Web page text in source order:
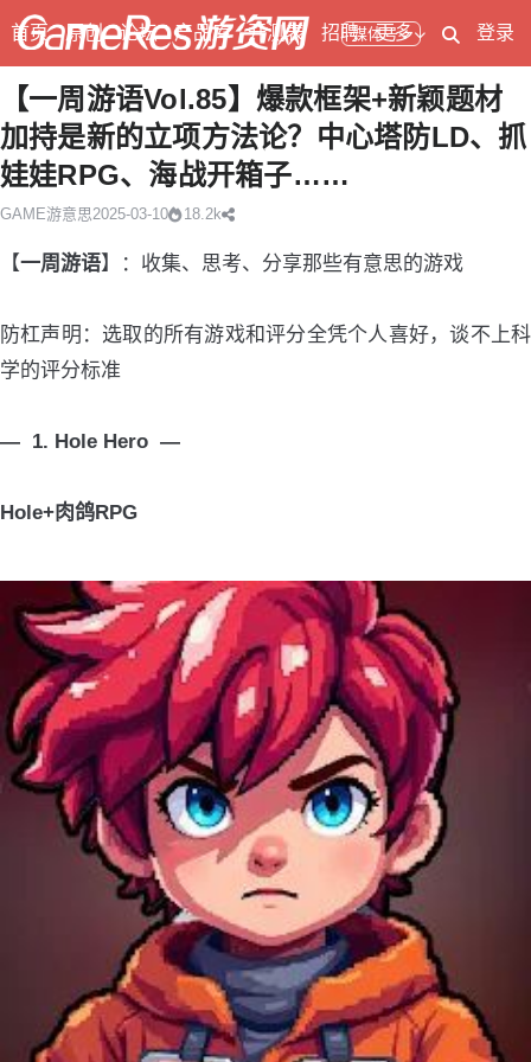
媒体号
首页 原创 论坛 产品库 开测表 招聘 更多 登录
【一周游语Vol.85】爆款框架+新颖题材
加持是新的立项方法论？中心塔防LD、抓
娃娃RPG、海战开箱子……
GAME游意思2025-03-10 18.2k
【一周游语】：收集、思考、分享那些有意思的游戏
防杠声明：选取的所有游戏和评分全凭个人喜好，谈不上科
学的评分标准
— 1. Hole Hero —
Hole+肉鸽RPG